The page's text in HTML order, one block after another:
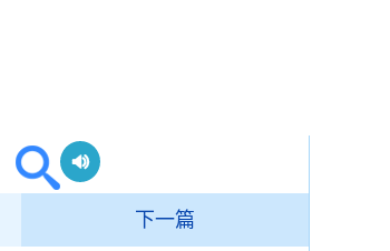
下一篇